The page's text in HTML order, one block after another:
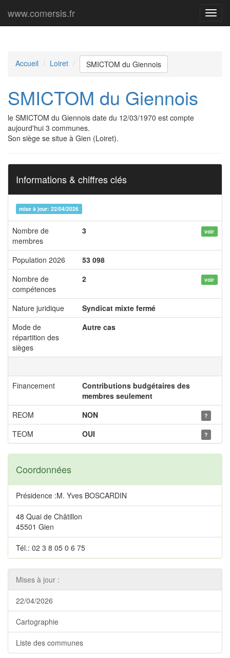
Menu
www.comersis.fr
Accueil Loiret SMICTOM du Giennois
SMICTOM du Giennois
le SMICTOM du Giennois date du 12/03/1970 est compte
aujourd'hui 3 communes.
Son siège se situe à Gien (Loiret).
Informations & chiffres clés
mise à jour: 22/04/2026
Nombre de
membres
3 voir
Population 2026
53 098
Nombre de
compétences
2 voir
Nature juridique
Syndicat mixte fermé
Mode de
répartition des
sièges
Autre cas
Financement
Contributions budgétaires des
membres seulement
REOM
NON ?
TEOM OUI ?
Coordonnées
Présidence :M. Yves BOSCARDIN
48 Quai de Châtillon
45501 Gien
Tél.: 02 3 8 05 0 6 75
Mises à jour :
22/04/2026
Cartographie
Liste des communes